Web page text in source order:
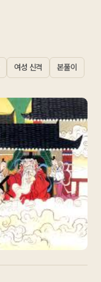
여성 신격 본풀이